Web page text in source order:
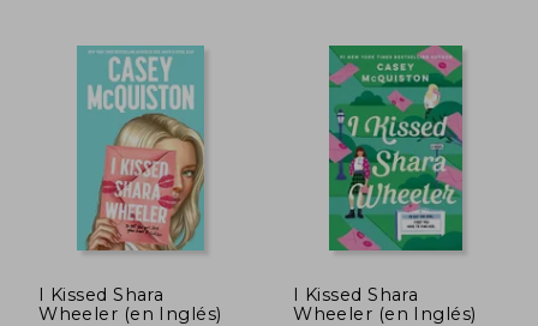
50%
$ 58.484
50%
dcto.
I Kissed Shara
Wheeler (en Inglés)
I Kissed Shara
Wheeler (en Inglés)